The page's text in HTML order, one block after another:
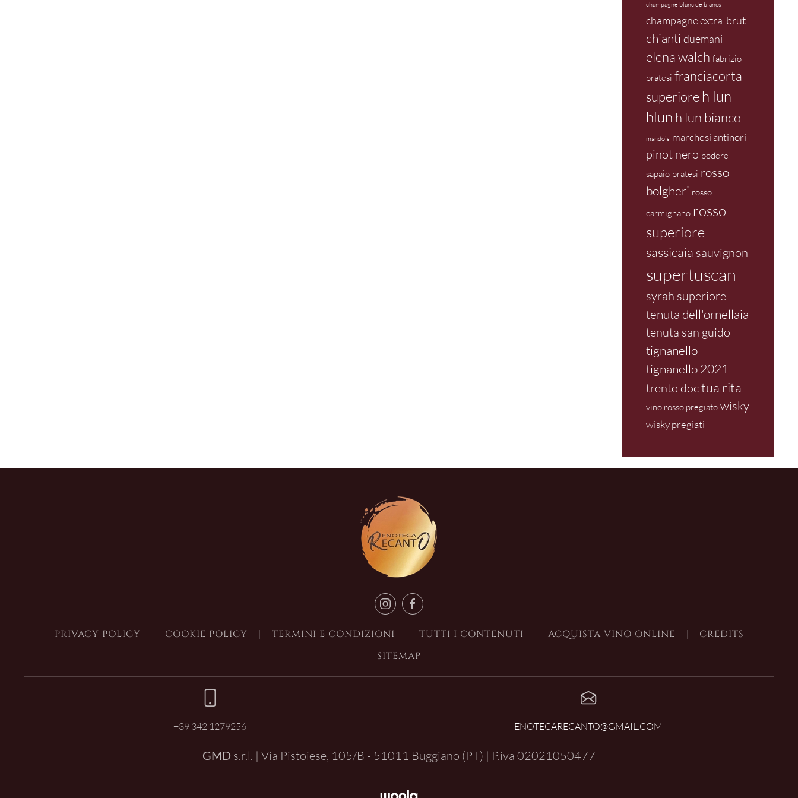
champagne blanc de blancs
champagne extra-brut
chianti duemani
elena walch fabrizio
pratesi franciacorta
superiore h lun
hlun h lun bianco
mandois marchesi antinori
pinot nero podere
sapaio pratesi rosso
bolgheri rosso
carmignano rosso
superiore
sassicaia sauvignon
supertuscan
syrah superiore
tenuta dell'ornellaia
tenuta san guido
tignanello
tignanello 2021
trento doctua rita
vino rosso pregiato wisky
wisky pregiati
PRIVACY POLICY COOKIE POLICY TERMINI E CONDIZIONI TUTTI I CONTENUTI ACQUISTA VINO ONLINE
CREDITS
SITEMAP
+39 342 1279256 ENOTECARECANTO@GMAIL.COM
GMD s.r.l. | Via Pistoiese, 105/B - 51011 Buggiano (PT) | P.iva 02021050477